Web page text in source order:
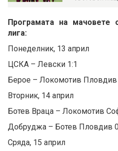
Програмата на
лига:
Понеделник, 13 април
ЦСКА – Левски 1:1
Берое – Локомотив Пловдив
Вторник, 14 април
Ботев Враца – Локомотив
Добруджа – Ботев Пловдив
Сряда, 15 април